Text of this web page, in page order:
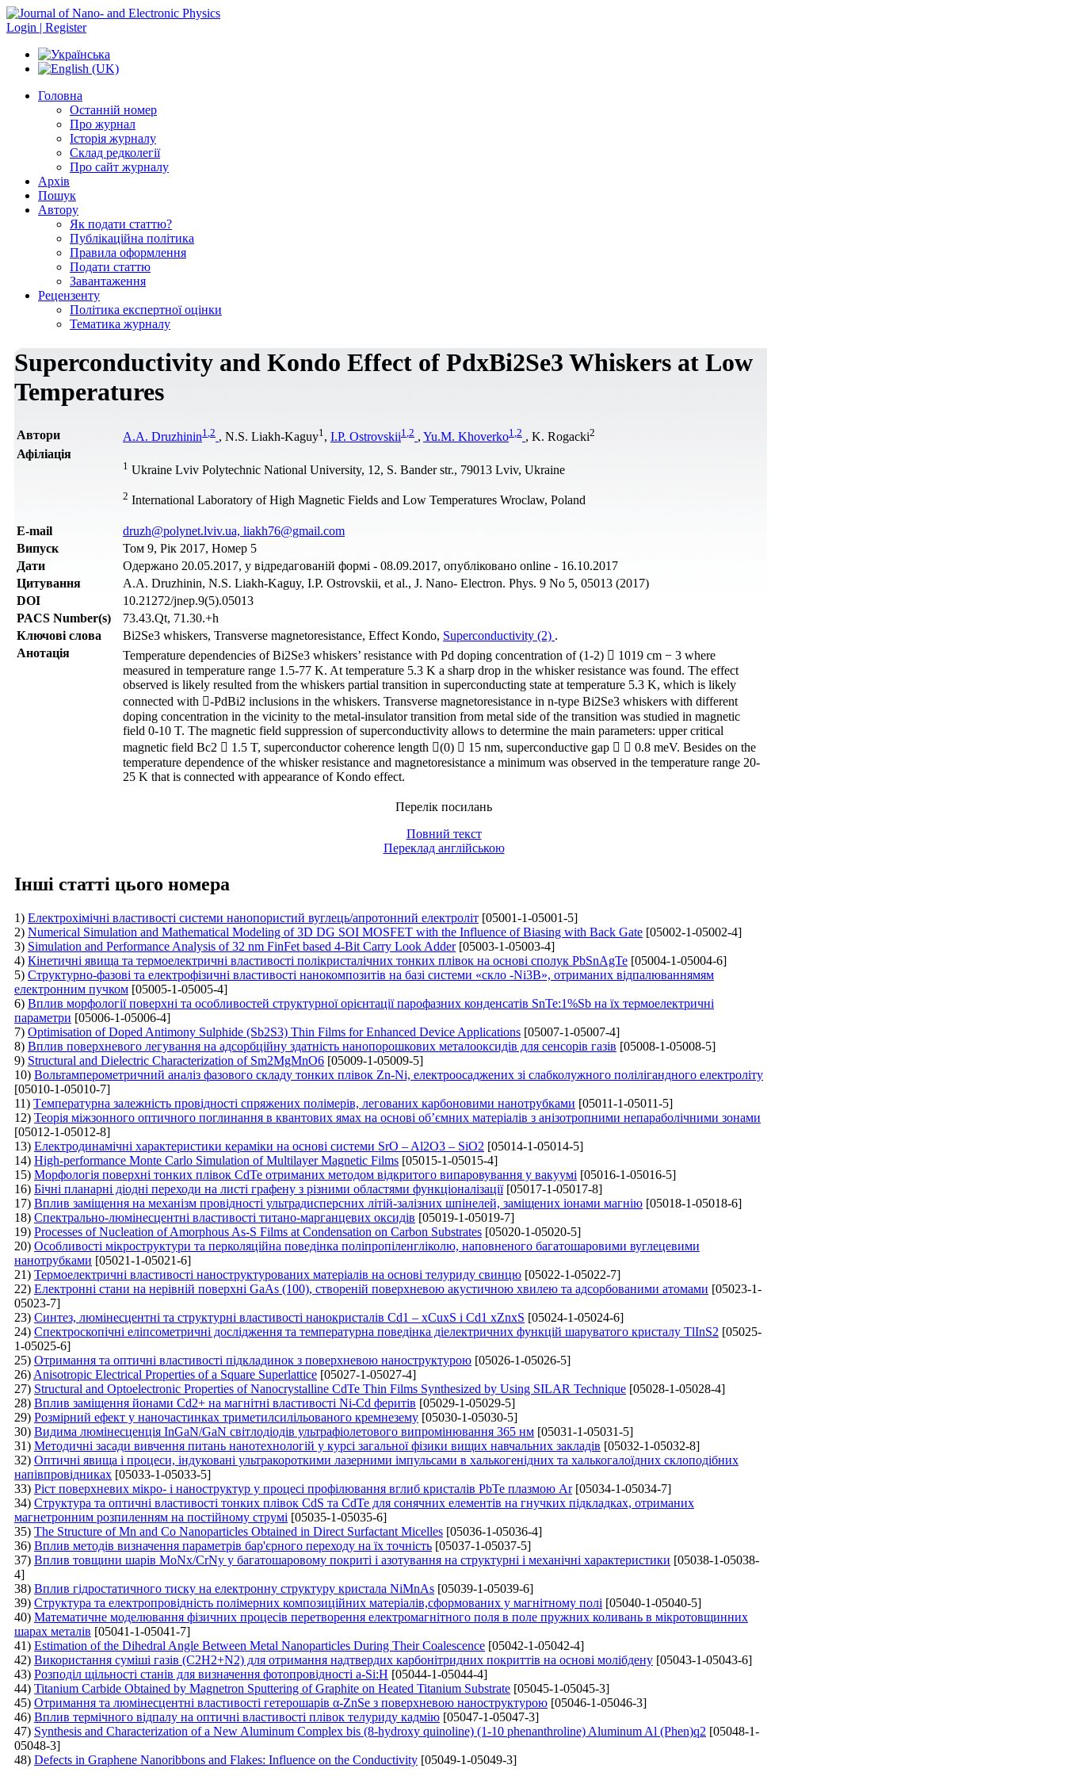
Login | Register
Головна
Останній номер
Про журнал
Історія журналу
Склад редколегії
Про сайт журналу
Архів
Пошук
Автору
Як подати статтю?
Публікаційна політика
Правила оформлення
Подати статтю
Завантаження
Рецензенту
Політика експертної оцінки
Тематика журналу
Superconductivity and Kondo Effect of PdxBi2Se3 Whiskers at Low
Temperatures
Автори A.A. Druzhinin1 2 , N.S. Liakh-Kaguy1 , I.P. Ostrovskii1 2 , Yu.M. Khoverko1 2 , K. Rogacki2
Афіліація
1 Ukraine Lviv Polytechnic National University, 12, S. Bander str., 79013 Lviv, Ukraine
2 International Laboratory of High Magnetic Fields and Low Temperatures Wroclaw, Poland
Е-mail
druzh@polynet.lviv.ua, liakh76@gmail.com
Випуск
Том 9, Рік 2017, Номер 5
Дати
Одержано 20.05.2017, у відредагованій формі - 08.09.2017, опубліковано online - 16.10.2017
Цитування
A.A. Druzhinin, N.S. Liakh-Kaguy, I.P. Ostrovskii, et al., J. Nano- Electron. Phys. 9 No 5, 05013 (2017)
DOI
10.21272/jnep.9(5).05013
PACS Number(s)
73.43.Qt, 71.30.+h
Ключові слова
Bi2Se3 whiskers, Transverse magnetoresistance, Effect Kondo, Superconductivity (2) .
Анотація
Temperature dependencies of Bi2Se3 whiskers’ resistance with Pd doping concentration of (1-2)  1019 cm − 3 where
measured in temperature range 1.5-77 K. At temperature 5.3 K a sharp drop in the whisker resistance was found. The effect
observed is likely resulted from the whiskers partial transition in superconducting state at temperature 5.3 K, which is likely
connected with -PdBi2 inclusions in the whiskers. Transverse magnetoresistance in n-type Bi2Se3 whiskers with different
doping concentration in the vicinity to the metal-insulator transition from metal side of the transition was studied in magnetic
field 0-10 T. The magnetic field suppression of superconductivity allows to determine the main parameters: upper critical
magnetic field Bc2  1.5 T, superconductor coherence length (0)  15 nm, superconductive gap   0.8 meV. Besides on the
temperature dependence of the whisker resistance and magnetoresistance a minimum was observed in the temperature range 20-
25 K that is connected with appearance of Kondo effect.
Перелік посилань
Повний текст
Переклад англійською
Інші статті цього номера
1) Електрохімічні властивості системи нанопористий вуглець/апротонний електроліт [05001-1-05001-5]
2) Numerical Simulation and Mathematical Modeling of 3D DG SOI MOSFET with the Influence of Biasing with Back Gate [05002-1-05002-4]
3) Simulation and Performance Analysis of 32 nm FinFet based 4-Bit Carry Look Adder[05003-1-05003-4]
4) Кінетичні явища та термоелектричні властивості полікристалічних тонких плівок на основі сполук PbSnAgTe [05004-1-05004-6]
5) Структурно-фазові та електрофізичні властивості нанокомпозитів на базі системи «скло -Ni3B», отриманих відпалюваннямям
електронним пучком [05005-1-05005-4]
6) Вплив морфології поверхні та особливостей структурної орієнтації парофазних конденсатів SnTe:1%Sb на їх термоелектричні
параметри [05006-1-05006-4]
7) Optimisation of Doped Antimony Sulphide (Sb2S3) Thin Films for Enhanced Device Applications [05007-1-05007-4]
8) Вплив поверхневого легування на адсорбційну здатність нанопорошкових металооксидів для сенсорів газів [05008-1-05008-5]
9) Structural and Dielectric Characterization of Sm2MgMnO6 [05009-1-05009-5]
10) Вольтамперометричний аналіз фазового складу тонких плівок Zn-Ni, електроосаджених зі слабколужного полілігандного електроліту
[05010-1-05010-7]
11) Tемпературна залежність провідності спряжених полімерів, легованих карбоновими нанотрубками [05011-1-05011-5]
12) Теорія міжзонного оптичного поглинання в квантових ямах на основі об’ємних матеріалів з анізотропними непараболічними зонами
[05012-1-05012-8]
13) Електродинамічні характеристики кераміки на основі системи SrO – Al2O3 – SiO2 [05014-1-05014-5]
14) High-performance Monte Carlo Simulation of Multilayer Magnetic Films [05015-1-05015-4]
15) Морфологія поверхні тонких плівок CdTe отриманих методом відкритого випаровування у вакуумі [05016-1-05016-5]
16) Бічні планарні діодні переходи на листі графену з різними областями функціоналізації[05017-1-05017-8]
17) Вплив заміщення на механізм провідності ультрадисперсних літій-залізних шпінелей, заміщених іонами магнію [05018-1-05018-6]
18) Спектрально-люмінесцентні властивості титано-марганцевих оксидів [05019-1-05019-7]
19) Processes of Nucleation of Amorphous As-S Films at Condensation on Carbon Substrates [05020-1-05020-5]
20) Особливості мікроструктури та перколяційна поведінка поліпропіленгліколю, наповненого багатошаровими вуглецевими
нанотрубками [05021-1-05021-6]
21) Термоелектричні властивості наноструктурованих матеріалів на основі телуриду свинцю [05022-1-05022-7]
22) Електронні стани на нерівній поверхні GaAs (100), створеній поверхневою акустичною хвилею та адсорбованими атомами [05023-1-
05023-7]
23) Синтез, люмінесцентні та структурні властивості нанокристалів Cd1 – xCuxS і Cd1 xZnxS [05024-1-05024-6]
24) Спектроскопічні еліпсометричні дослідження та температурна поведінка діелектричних функцій шаруватого кристалу TlInS2 [05025-
1-05025-6]
25) Отримання та оптичні властивості підкладинок з поверхневою наноструктурою [05026-1-05026-5]
26) Anisotropic Electrical Properties of a Square Superlattice [05027-1-05027-4]
27) Structural and Optoelectronic Properties of Nanocrystalline CdTe Thin Films Synthesized by Using SILAR Technique [05028-1-05028-4]
28) Вплив заміщення йонами Cd2+ на магнітні властивості Ni-Cd феритів [05029-1-05029-5]
29) Розмірний ефект у наночастинках триметилсилільованого кремнезему [05030-1-05030-5]
30) Видима люмінесценція ІnGaN/GaN cвітлодіодів ультрафіолетового випромінювання 365 нм [05031-1-05031-5]
31) Методичні засади вивчення питань нанотехнологій у курсі загальної фізики вищих навчальних закладів [05032-1-05032-8]
32) Оптичні явища і процеси, індуковані ультракороткими лазерними імпульсами в халькогенідних та халькогалоїдних склоподібних
напівпровідниках [05033-1-05033-5]
33) Ріст поверхневих мікро- і наноструктур у процесі профілювання вглиб кристалів PbTe плазмою Ar[05034-1-05034-7]
34) Структура та оптичні властивості тонких плівок CdS та CdTe для сонячних елементів на гнучких підкладках, отриманих
магнетронним розпиленням на постійному струмі [05035-1-05035-6]
35) The Structure of Mn and Co Nanoparticles Obtained in Direct Surfactant Micelles [05036-1-05036-4]
36) Вплив методів визначення параметрів бар'єрного переходу на їх точність [05037-1-05037-5]
37) Вплив товщини шарів MoNх/CrNy у багатошаровому покриті і азотування на структурні і механічні характеристики [05038-1-05038-
4]
38) Вплив гідростатичного тиску на електронну структуру кристала NiMnAs [05039-1-05039-6]
39) Структура та електропровідність полімерних композиційних матеріалів,сформованих у магнітному полі [05040-1-05040-5]
40) Математичне моделювання фізичних процесів перетворення електромагнітного поля в поле пружних коливань в мікротовщинних
шарах металів [05041-1-05041-7]
41) Estimation of the Dihedral Angle Between Metal Nanoparticles During Their Coalescence [05042-1-05042-4]
42) Використання суміші газів (C2H2+N2) для отримання надтвердих карбонітридних покриттів на основі молібдену [05043-1-05043-6]
43) Розподіл щільності станів для визначення фотопровідності a-Si:H [05044-1-05044-4]
44) Titanium Carbide Obtained by Magnetron Sputtering of Graphite on Heated Titanium Substrate [05045-1-05045-3]
45) Отримання та люмінесцентні властивості гетерошарів α-ZnSe з поверхневою наноструктурою [05046-1-05046-3]
46) Вплив термічного відпалу на оптичні властивості плівок телуриду кадмію [05047-1-05047-3]
47) Synthesis and Characterization of a New Aluminum Complex bis (8-hydroxy quinoline) (1-10 phenanthroline) Aluminum Al (Phen)q2 [05048-1-
05048-3]
48) Defects in Graphene Nanoribbons and Flakes: Influence on the Conductivity [05049-1-05049-3]